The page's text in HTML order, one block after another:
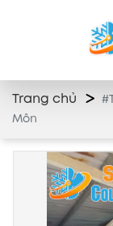
Trang chủ
Môn